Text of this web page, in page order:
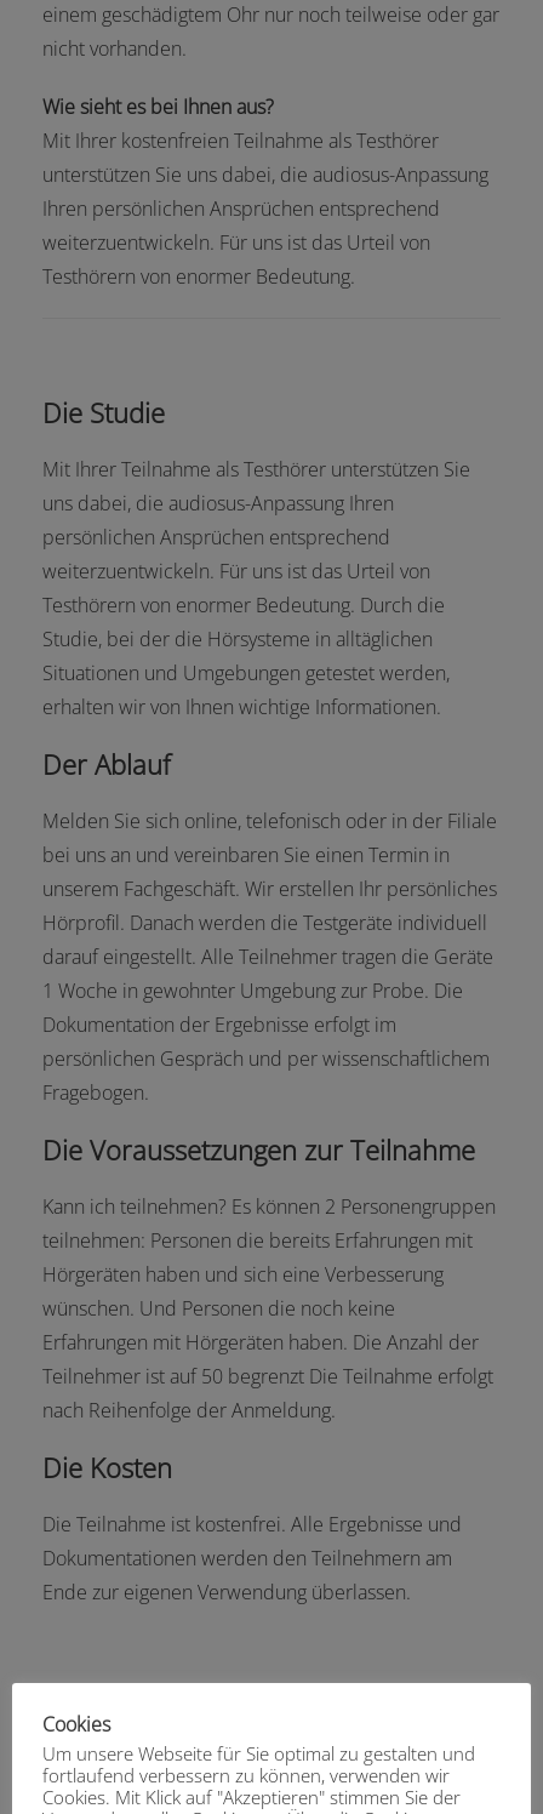
einem geschädigtem Ohr nur noch teilweise oder gar
nicht vorhanden.
Wie sieht es bei Ihnen aus?
Mit Ihrer kostenfreien Teilnahme als Testhörer
unterstützen Sie uns dabei, die audiosus-Anpassung
Ihren persönlichen Ansprüchen entsprechend
weiterzuentwickeln. Für uns ist das Urteil von
Testhörern von enormer Bedeutung.
Die Studie
Mit Ihrer Teilnahme als Testhörer unterstützen Sie
uns dabei, die audiosus-Anpassung Ihren
persönlichen Ansprüchen entsprechend
weiterzuentwickeln. Für uns ist das Urteil von
Testhörern von enormer Bedeutung. Durch die
Studie, bei der die Hörsysteme in alltäglichen
Situationen und Umgebungen getestet werden,
erhalten wir von Ihnen wichtige Informationen.
Der Ablauf
Melden Sie sich online, telefonisch oder in der Filiale
bei uns an und vereinbaren Sie einen Termin in
unserem Fachgeschäft. Wir erstellen Ihr persönliches
Hörprofil. Danach werden die Testgeräte individuell
darauf eingestellt. Alle Teilnehmer tragen die Geräte
1 Woche in gewohnter Umgebung zur Probe. Die
Dokumentation der Ergebnisse erfolgt im
persönlichen Gespräch und per wissenschaftlichem
Fragebogen.
Die Voraussetzungen zur Teilnahme
Kann ich teilnehmen? Es können 2 Personengruppen
teilnehmen: Personen die bereits Erfahrungen mit
Hörgeräten haben und sich eine Verbesserung
wünschen. Und Personen die noch keine
Erfahrungen mit Hörgeräten haben. Die Anzahl der
Teilnehmer ist auf 50 begrenzt Die Teilnahme erfolgt
nach Reihenfolge der Anmeldung.
Die Kosten
Die Teilnahme ist kostenfrei. Alle Ergebnisse und
Dokumentationen werden den Teilnehmern am
Ende zur eigenen Verwendung überlassen.
Cookies
Um unsere Webseite für Sie optimal zu gestalten und
fortlaufend verbessern zu können, verwenden wir
Cookies. Mit Klick auf "Akzeptieren" stimmen Sie der